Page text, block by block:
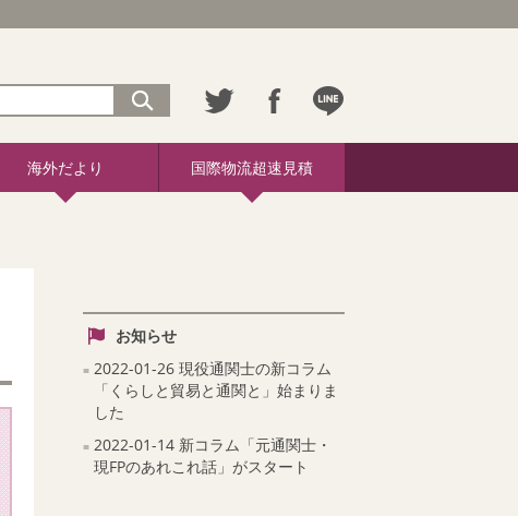
海外だより 国際物流超速見積
お知らせ
2022-01-26 現役通関士の新コラム
「くらしと貿易と通関と」始まりま
した
2022-01-14 新コラム「元通関士・
現FPのあれこれ話」がスタート